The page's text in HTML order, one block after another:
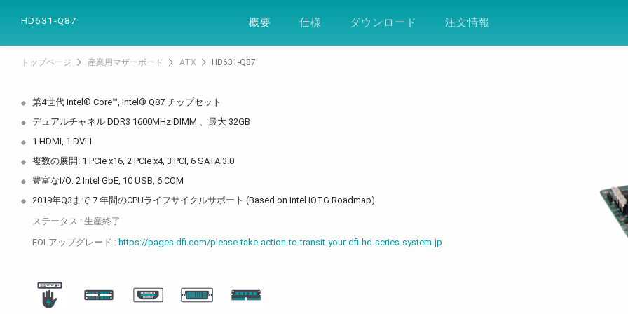
ソリューション サポート 会社案内
HD631-Q87 概要 仕様 ダウンロード 注文情報
トップページ 産業用マザーボード ATX HD631-Q87
第4世代 Intel® Core™, Intel® Q87 チップセット
デュアルチャネル DDR3 1600MHz DIMM 、最大 32GB
1 HDMI, 1 DVI-I
複数の展開: 1 PCIe x16, 2 PCIe x4, 3 PCI, 6 SATA 3.0
豊富なI/O: 2 Intel GbE, 10 USB, 6 COM
2019年Q3まで 7 年間のCPUライフサイクルサポート (Based on Intel IOTG Roadmap)
ステータス : 生産終了
EOLアップグレード : https://pages.dfi.com/please-take-action-to-transit-your-dfi-hd-series-system-jp